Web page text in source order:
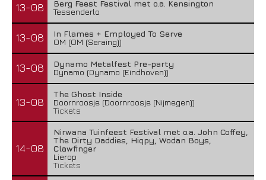
13-08
Berg Feest Festival met o.a. Kensington
Tessenderlo
13-08
In Flames + Employed To Serve
OM (OM (Seraing))
13-08
Dynamo Metalfest Pre-party
Dynamo (Dynamo (Eindhoven))
13-08
The Ghost Inside
Doornroosje (Doornroosje (Nijmegen))
Tickets
14-08
Nirwana Tuinfeest Festival met o.a. John Coffey,
The Dirty Daddies, Hiqpy, Wodan Boys,
Clawfinger
Lierop
Tickets